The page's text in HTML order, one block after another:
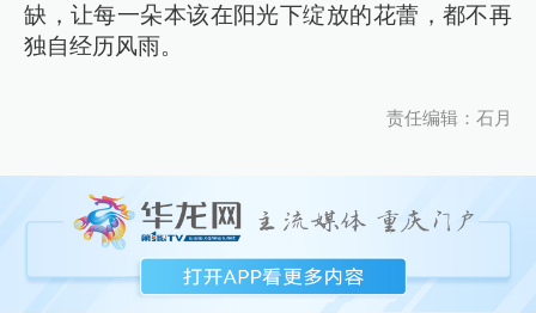
缺，让每一朵本该在阳光下绽放的花蕾，都不再
独自经历风雨。
责任编辑：石月